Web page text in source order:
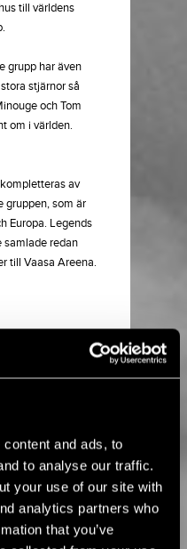
and ads, to
to analyse our traffic.
your use of our site with
analytics partners who
that you’ve
till världens
grupp har även
stjärnor så
och Tom
om i världen.
av
gruppen, som är
Europa. Legends
samlade redan
till Vaasa Areena.
in club
›